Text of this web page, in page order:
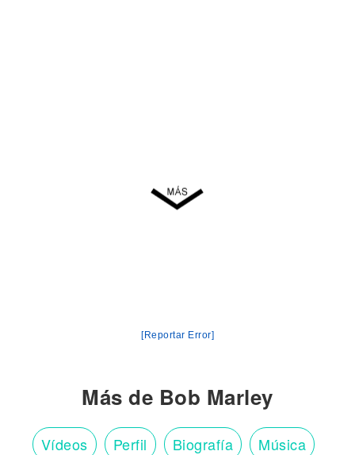
[Reportar Error]
Más de Bob Marley
Vídeos Perfil Biografía Música